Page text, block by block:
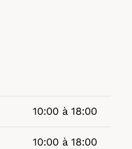
10:00 à 18:00
10:00 à 18:00